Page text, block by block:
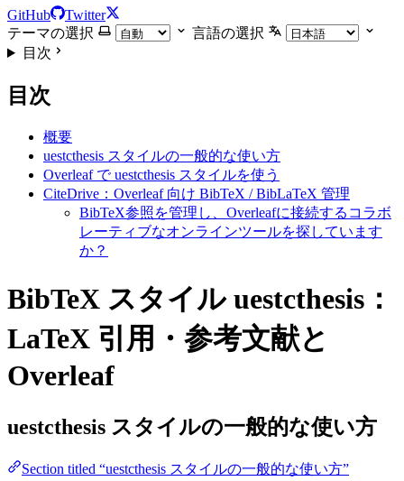
GitHub
Twitter
テーマの選択
言語の選択
目次
目次
概要
uestcthesis スタイルの一般的な使い方
Overleaf で uestcthesis スタイルを使う
CiteDrive：Overleaf 向け BibTeX / BibLaTeX 管理
BibTeX参照を管理し、Overleafに接続するコラボ
レーティブなオンラインツールを探しています
か？
BibTeX スタイル uestcthesis：
LaTeX 引用・参考文献と
Overleaf
uestcthesis スタイルの一般的な使い方
Section titled “uestcthesis スタイルの一般的な使い方”